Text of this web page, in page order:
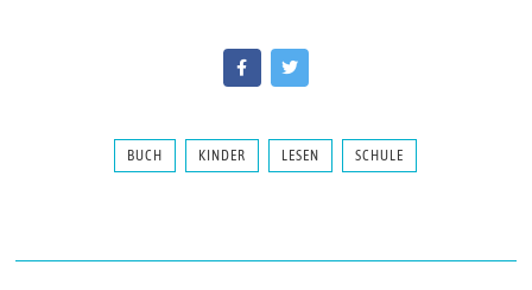
BUCH KINDER LESEN SCHULE